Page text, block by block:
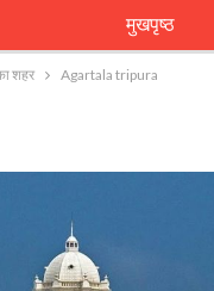
मुखपृष्ठ
शहर Agartala tripura